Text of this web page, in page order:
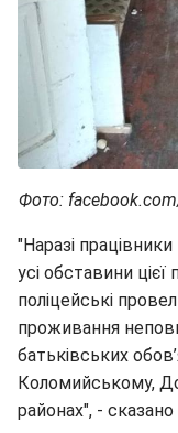
Фото:
"Наразі
усі обставини
поліцейські
проживання
батьківських
Коломийському,
районах", -